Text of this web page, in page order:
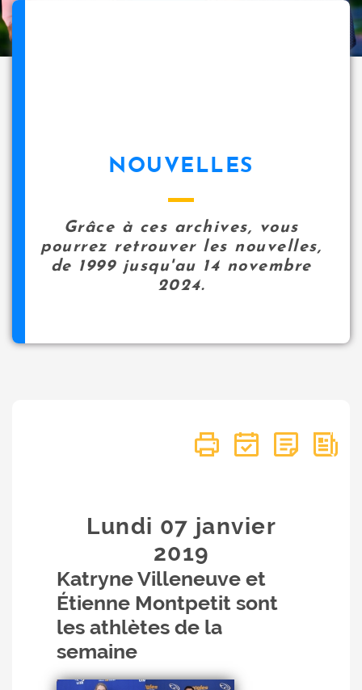
NOUVELLES
Grâce à ces archives, vous
pourrez retrouver les nouvelles,
de 1999 jusqu'au 14 novembre
2024.
Lundi 07 janvier
2019
Katryne Villeneuve et
Étienne Montpetit sont
les athlètes de la
semaine